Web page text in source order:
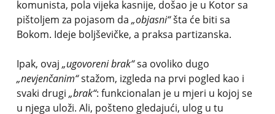
komunista, pola vijeka kasnije, došao je u Kotor sa
pištoljem za pojasom da „objasni“šta će biti sa
Bokom. Ideje boljševičke, a praksa partizanska.
Ipak, ovaj „ugovoreni brak“sa ovoliko dugo
„nevjenčanim“stažom, izgleda na prvi pogled kao i
svaki drugi „brak“: funkcionalan je u mjeri u kojoj se
u njega uloži. Ali, pošteno gledajući, ulog u tu